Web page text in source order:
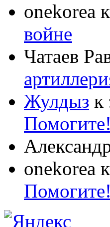
onekorea
войне
Чатаев
Жулдыз к
Помогите!
onekorea
Помогите!